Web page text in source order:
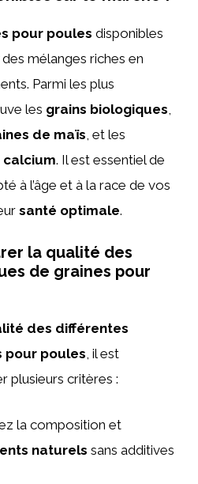
pour poules disponibles
mélanges riches en
Parmi les plus
les grains biologiques
de maïs , et les
calcium. Il est essentiel de
à l’âge et à la race de vos
santé optimale.
la qualité des
de graines pour
des différentes
pour poules, il est
plusieurs critères :
la composition et
naturels sans additives